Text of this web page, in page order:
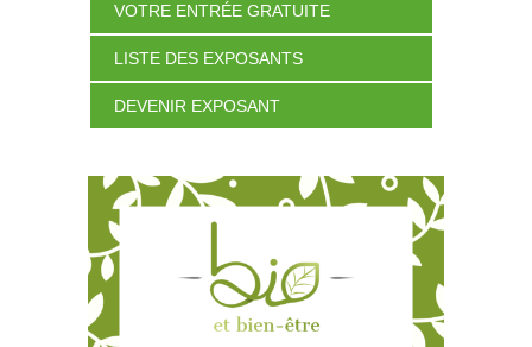
VOTRE ENTRÉE GRATUITE
LISTE DES EXPOSANTS
DEVENIR EXPOSANT